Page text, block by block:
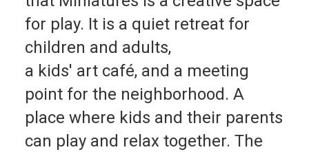
for play. It is a quiet retreat for
children and adults,
a kids' art café, and a meeting
point for the neighborhood. A
place where kids and their parents
can play and relax together. The